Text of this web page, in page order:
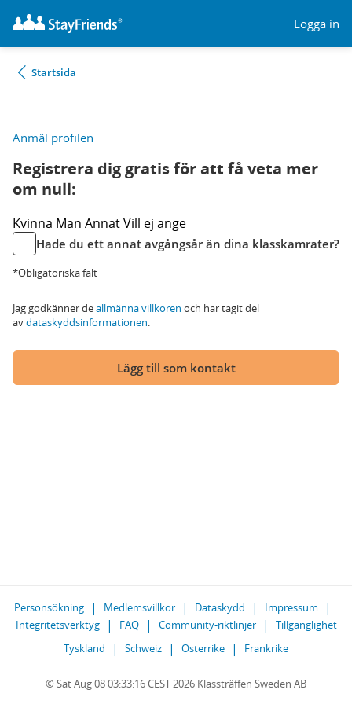
Logga in
Startsida
Anmäl profilen
Registrera dig gratis för att få veta mer
om null:
Kvinna Man AnnatVill ej ange
Hade du ett annat avgångsår än dina klasskamrater?
*Obligatoriska fält
Jag godkänner deallmänna villkoren och har tagit del
avdataskyddsinformationen.
Lägg till som kontakt
Personsökning Medlemsvillkor Dataskydd
Impressum
Integritetsverktyg
FAQ Community-riktlinjer
Tillgänglighet
Tyskland
Schweiz Österrike Frankrike
© Sat Aug 08 03:33:16 CEST 2026 Klassträffen Sweden AB